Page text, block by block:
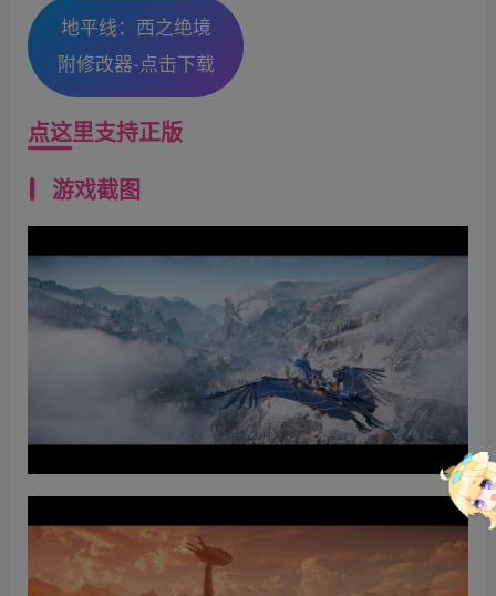
地平线：西之绝境
附修改器-点击下载
点这里支持正版
游戏截图